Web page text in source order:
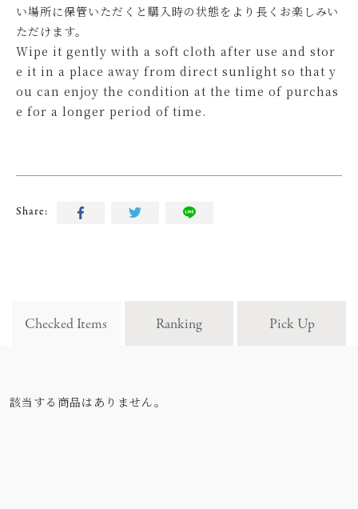
い場所に保管いただくと購入時の状態をより長くお楽しみい
ただけます。
Wipe it gently with a soft cloth after use and stor
e it in a place away from direct sunlight so that y
ou can enjoy the condition at the time of purchas
e for a longer period of time.
Share:
Checked Items Ranking Pick Up
該当する商品はありません。